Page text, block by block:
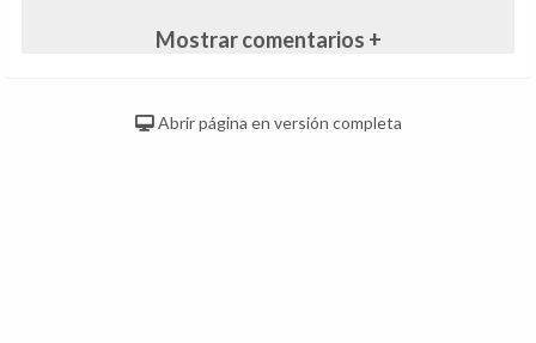
Mostrar comentarios +
Abrir página en versión completa